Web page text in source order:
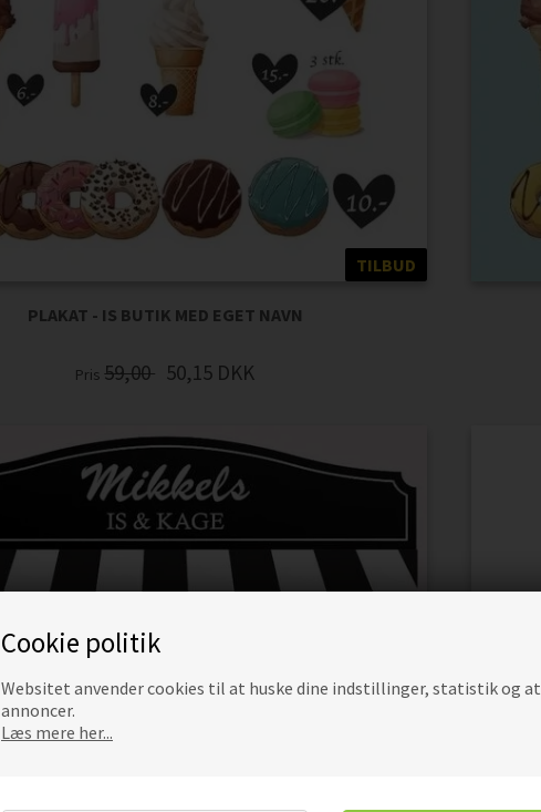
Cookie politik
Websitet anvender cookies til at huske dine indstillinger, statistik og
annoncer.
Læs mere her...
TILBUD
PLAKAT - IS BUTIK MED EGET NAVN
Pris59,00 50,15 DKK